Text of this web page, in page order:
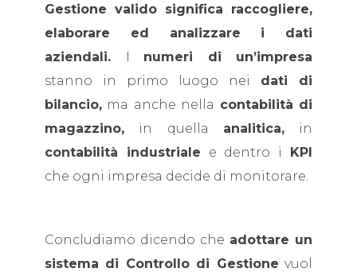
Gestione valido significa raccogliere,
elaborare ed analizzare i dati
aziendali.
I numeri di un’impresa
stanno in primo luogo nei dati di
bilancio, ma anche nella contabilità di
magazzino, in quella analitica,in
contabilità industriale e dentro i KPI
che ogni impresa decide di monitorare.
Concludiamo dicendo che adottare un
sistema di Controllo di Gestione vuol